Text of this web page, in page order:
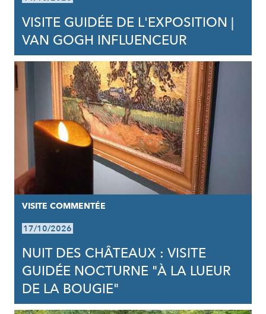
VISITE GUIDÉE DE L'EXPOSITION |
VAN GOGH INFLUENCEUR
VISITE COMMENTÉE
17/10/2026
NUIT DES CHÂTEAUX : VISITE
GUIDÉE NOCTURNE "À LA LUEUR
DE LA BOUGIE"